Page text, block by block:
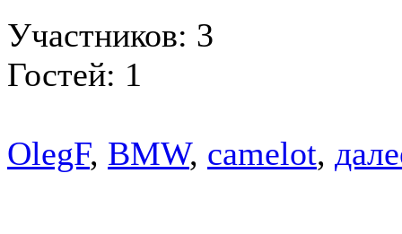
Участников: 3
Гостей: 1
OlegF, BMW, camelot,